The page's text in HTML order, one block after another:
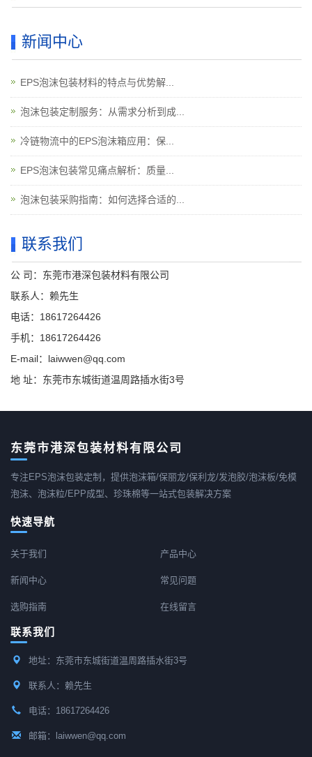
新闻中心
EPS泡沫包装材料的特点与优势解...
泡沫包装定制服务：从需求分析到成...
冷链物流中的EPS泡沫箱应用：保...
EPS泡沫包装常见痛点解析：质量...
泡沫包装采购指南：如何选择合适的...
联系我们
公 司：东莞市港深包装材料有限公司
联系人：赖先生
电话：18617264426
手机：18617264426
E-mail：laiwwen@qq.com
地 址：东莞市东城街道温周路插水街3号
东莞市港深包装材料有限公司
专注EPS泡沫包装定制，提供泡沫箱/保丽龙/保利龙/发泡胶/泡沫板/免模
泡沫、泡沫粒/EPP成型、珍珠棉等一站式包装解决方案
快速导航
关于我们 产品中心
新闻中心 常见问题
选购指南 在线留言
联系我们
地址：东莞市东城街道温周路插水街3号
联系人：赖先生
电话：18617264426
邮箱：laiwwen@qq.com